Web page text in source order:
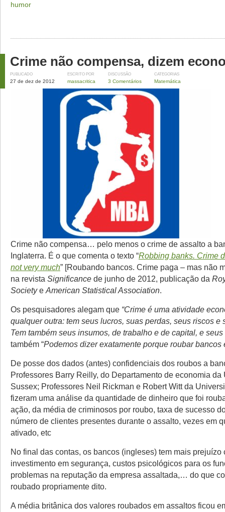
humor
Crime não compensa, dizem
PUBLICADO
27 de dez de 2012
ESCRITO POR
massacritica
DISCUSSÃO
3 Comentários
CATEGORIAS
Matemática
Crime não compensa… pelo menos o crime de assalto a
Inglaterra. É o que comenta o texto “Robbing banks. Crime
not very much” [Roubando bancos. Crime paga – mas não
na revista Significance de junho de 2012, publicação da
Societye American Statistical Association.
Os pesquisadores alegam que “Crime é uma atividade
qualquer outra: tem seus lucros, suas perdas, seus riscos e
Tem também seus insumos, de trabalho e de capital, e seus
também “Podemos dizer exatamente porque roubar bancos
De posse dos dados (antes) confidenciais dos roubos a
Professores Barry Reilly, do Departamento de economia
Sussex; Professores Neil Rickman e Robert Witt da
fizeram uma análise da quantidade de dinheiro que foi
ação, da média de criminosos por roubo, taxa de sucesso
número de clientes presentes durante o assalto, vezes em
ativado, etc
No final das contas, os bancos (ingleses) tem mais prejuízo
investimento em segurança, custos psicológicos para os
problemas na reputação da empresa assaltada,… do que
roubado propriamente dito.
A média britânica dos valores roubados em assaltos ficou